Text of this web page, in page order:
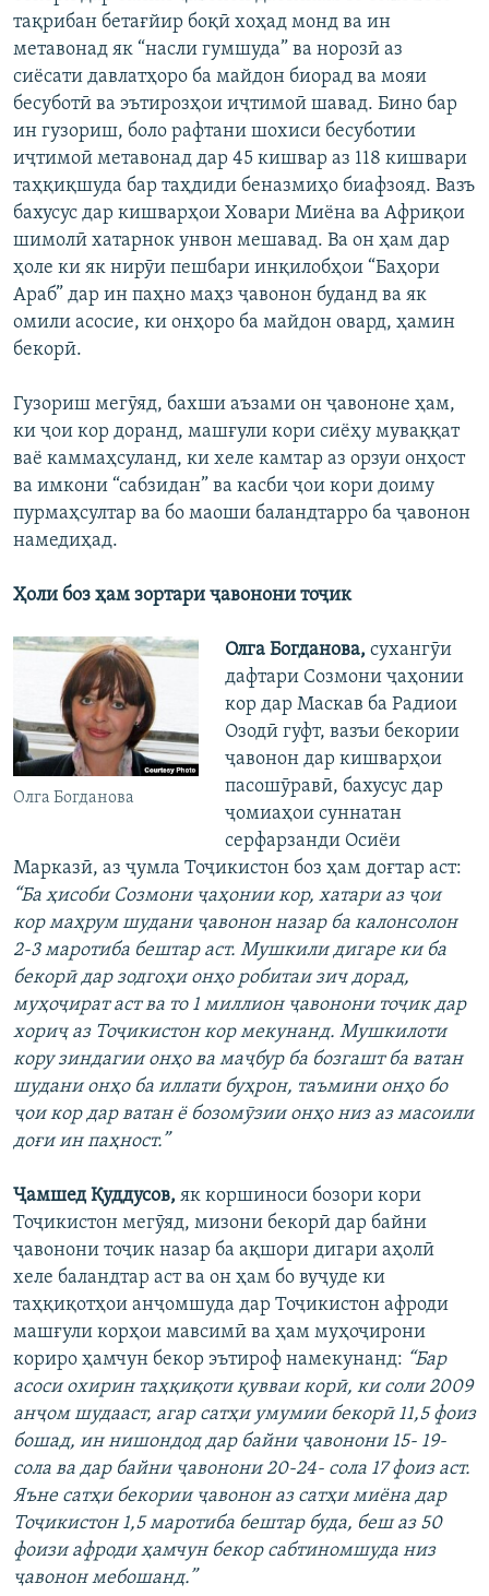
тақрибан бетағйир боқӣ хоҳад монд ва ин
метавонад як “насли гумшуда” ва норозӣ аз
сиёсати давлатҳоро ба майдон биорад ва мояи
бесуботӣ ва эътирозҳои иҷтимоӣ шавад. Бино бар
ин гузориш, боло рафтани шохиси бесуботии
иҷтимоӣ метавонад дар 45 кишвар аз 118 кишвари
таҳқиқшуда бар таҳдиди беназмиҳо биафзояд. Вазъ
бахусус дар кишварҳои Ховари Миёна ва Африқои
шимолӣ хатарнок унвон мешавад. Ва он ҳам дар
ҳоле ки як нирӯи пешбари инқилобҳои “Баҳори
Араб” дар ин паҳно маҳз ҷавонон буданд ва як
омили асосие, ки онҳоро ба майдон овард, ҳамин
бекорӣ.
Гузориш мегӯяд, бахши аъзами он ҷавононе ҳам,
ки ҷои кор доранд, машғули кори сиёҳу муваққат
ваё каммаҳсуланд, ки хеле камтар аз орзуи онҳост
ва имкони “сабзидан” ва касби ҷои кори доиму
пурмаҳсултар ва бо маоши баландтарро ба ҷавонон
намедиҳад.
Ҳоли боз ҳам зортари ҷавонони тоҷик
Олга Богданова
Олга Богданова, сухангӯи
дафтари Созмони ҷаҳонии
кор дар Маскав ба Радиои
Озодӣ гуфт, вазъи бекории
ҷавонон дар кишварҳои
пасошӯравӣ, бахусус дар
ҷомиаҳои суннатан
серфарзанди Осиёи
Марказӣ, аз ҷумла Тоҷикистон боз ҳам доғтар аст:
“Ба ҳисоби Созмони ҷаҳонии кор, хатари аз ҷои
кор маҳрум шудани ҷавонон назар ба калонсолон
2-3 маротиба бештар аст. Мушкили дигаре ки ба
бекорӣ дар зодгоҳи онҳо робитаи зич дорад,
муҳоҷират аст ва то 1 миллион ҷавонони тоҷик дар
хориҷ аз Тоҷикистон кор мекунанд. Мушкилоти
кору зиндагии онҳо ва маҷбур ба бозгашт ба ватан
шудани онҳо ба иллати буҳрон, таъмини онҳо бо
ҷои кор дар ватан ё бозомӯзии онҳо низ аз масоили
доғи ин паҳност.”
Ҷамшед Қуддусов, як коршиноси бозори кори
Тоҷикистон мегӯяд, мизони бекорӣ дар байни
ҷавонони тоҷик назар ба ақшори дигари аҳолӣ
хеле баландтар аст ва он ҳам бо вуҷуде ки
таҳқиқотҳои анҷомшуда дар Тоҷикистон афроди
машғули корҳои мавсимӣ ва ҳам муҳоҷирони
кориро ҳамчун бекор эътироф намекунанд: “Бар
асоси охирин таҳқиқоти қувваи корӣ, ки соли 2009
анҷом шудааст, агар сатҳи умумии бекорӣ 11,5 фоиз
бошад, ин нишондод дар байни ҷавонони 15- 19-
сола ва дар байни ҷавонони 20-24- сола 17 фоиз аст.
Яъне сатҳи бекории ҷавонон аз сатҳи миёна дар
Тоҷикистон 1,5 маротиба бештар буда, беш аз 50
фоизи афроди ҳамчун бекор сабтиномшуда низ
ҷавонон мебошанд.”